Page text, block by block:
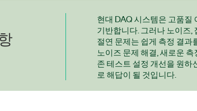
현대 DAQ 시스템은 고품질
기반합니다. 그러나 노이즈,
절연 문제는 쉽게 측정 결과
노이즈 문제 해결, 새로운
존 테스트 설정 개선을 원하
로 해답이 될 것입니다.